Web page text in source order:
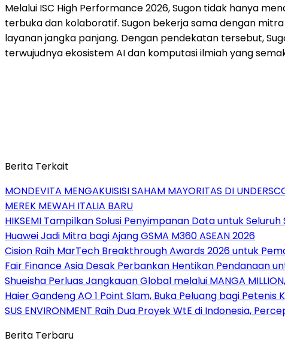
Melalui ISC High Performance 2026, Sugon tidak hanya
terbuka dan kolaboratif. Sugon bekerja sama dengan
layanan jangka panjang. Dengan pendekatan tersebut,
terwujudnya ekosistem AI dan komputasi ilmiah yang
Berita Terkait
MONDEVITA MENGAKUISISI SAHAM MAYORITAS DI
MEREK MEWAH ITALIA BARU
HIKSEMI Tampilkan Solusi Penyimpanan Data untuk
Huawei Jadi Mitra bagi Ajang GSMA M360 ASEAN 2026
Cision Raih MarTech Breakthrough Awards 2026 untuk
Fair Finance Asia Desak Perbankan Hentikan Pendanaan
Shueisha Perluas Jangkauan Global melalui MANGA
Haier Gandeng AO 1 Point Slam, Buka Peluang bagi
SUS ENVIRONMENT Raih Dua Proyek WtE di Indonesia,
Berita Terbaru